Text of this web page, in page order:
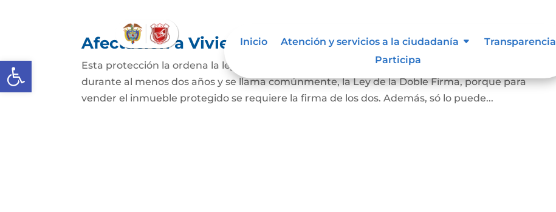
Abrir barra de herramientas
Inicio Atención y servicios a la ciudadanía
Transparencia
Participa
Afectación a Vivienda familiar
Esta protección la ordena la ley sobre la vivienda que habita la pareja casada o en unión marital
durante al menos dos años y se llama comúnmente, la Ley de la Doble Firma, porque para
vender el inmueble protegido se requiere la firma de los dos. Además, só lo puede...